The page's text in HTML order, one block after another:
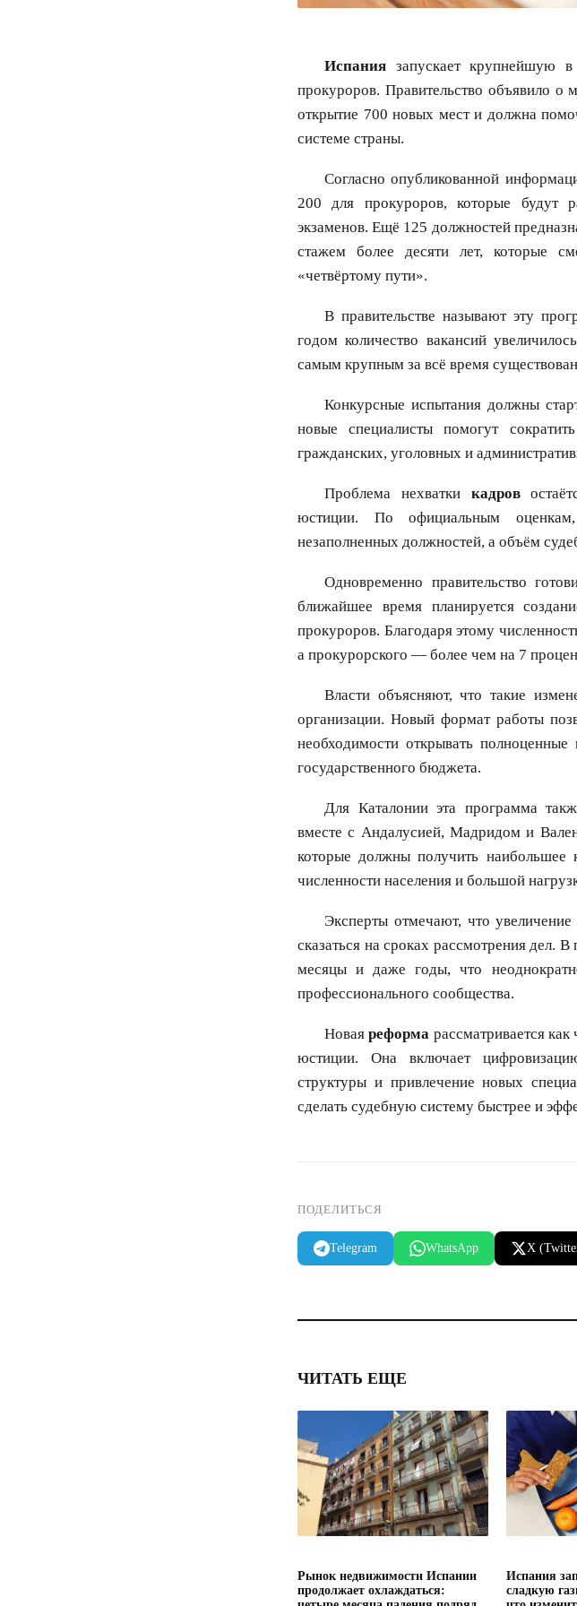
Испания запускает крупнейшую
прокуроров. Правительство объявило о
открытие 700 новых мест и должна
системе страны.
Согласно опубликованной
200 для прокуроров, которые будут
экзаменов. Ещё 125 должностей
стажем более десяти лет, которые
«четвёртому пути».
В правительстве называют эту
годом количество вакансий
самым крупным за всё время
Конкурсные испытания должны
новые специалисты помогут
гражданских, уголовных и
Проблема нехватки кадров
юстиции. По официальным
незаполненных должностей, а объём
Одновременно правительство
ближайшее время планируется
прокуроров. Благодаря этому
а прокурорского — более чем на 7
Власти объясняют, что такие
организации. Новый формат работы
необходимости открывать
государственного бюджета.
Для Каталонии эта программа
вместе с Андалусией, Мадридом и
которые должны получить наибольшее
численности населения и большой
Эксперты отмечают, что
сказаться на сроках рассмотрения дел.
месяцы и даже годы, что
профессионального сообщества.
Новаяреформа рассматривается
юстиции. Она включает
структуры и привлечение новых
сделать судебную систему быстрее и
ПОДЕЛИТЬСЯ
Telegram WhatsApp X
ЧИТАТЬ ЕЩЕ
Рынок недвижимости Испании
продолжает охлаждаться:
Испания
сладкую